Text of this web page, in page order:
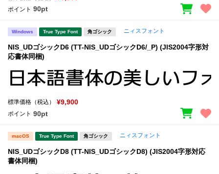
ポイント 90pt
Windows True Type Font 角ゴシック ニィスフォント
NIS_UDゴシックD6 (TT-NIS_UDゴシックD6/_P) (JIS2004字形対
応書体同梱)
標準価格（税込） ¥9,900
ポイント 90pt
macOS True Type Font 角ゴシック ニィスフォント
NIS_UDゴシックD8 (TT-NIS_UDゴシックD8) (JIS2004字形対応
書体同梱)